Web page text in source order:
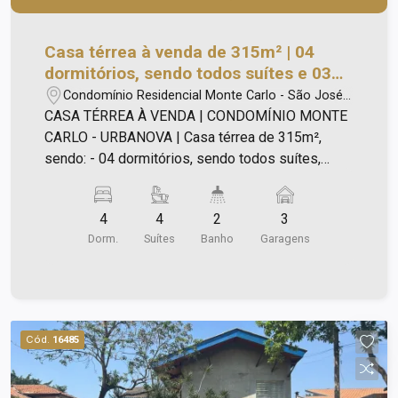
Casa térrea à venda de 315m² | 04
dormitórios, sendo todos suítes e 03
vagas de garagem | Condomínio Monte
Carlo - Urbanova | São José dos
Campos |
Condomínio Residencial Monte Carlo - São José
dos Campos/SP
CASA TÉRREA À VENDA | CONDOMÍNIO MONTE
CARLO - URBANOVA | Casa térrea de 315m²,
sendo: - 04 dormitórios, sendo todos suítes,
cubas e chuveiros duplos, e som ambiente; - Sala
de cinema equipada, com projetor Optoma
HD39HDR 4000 lumens, home theater Yamaha
cozinha e banheiro em Silestone e Dekton; -
Aquecimento de água via boiler com energia
solar (500 litros, marca Rinnai); - Aquecimento da
água da piscina via energia solar, mediante uso
4
Dorm.
4
Suítes
2
Banho
3
Garagens
Cód. 16485